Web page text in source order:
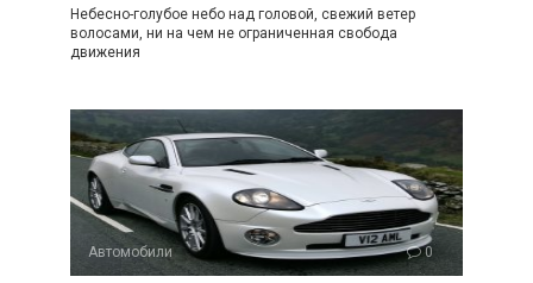
Небесно-голубое небо над головой, свежий ветер
волосами, ни на чем не ограниченная свобода
движения
Автомобили 0